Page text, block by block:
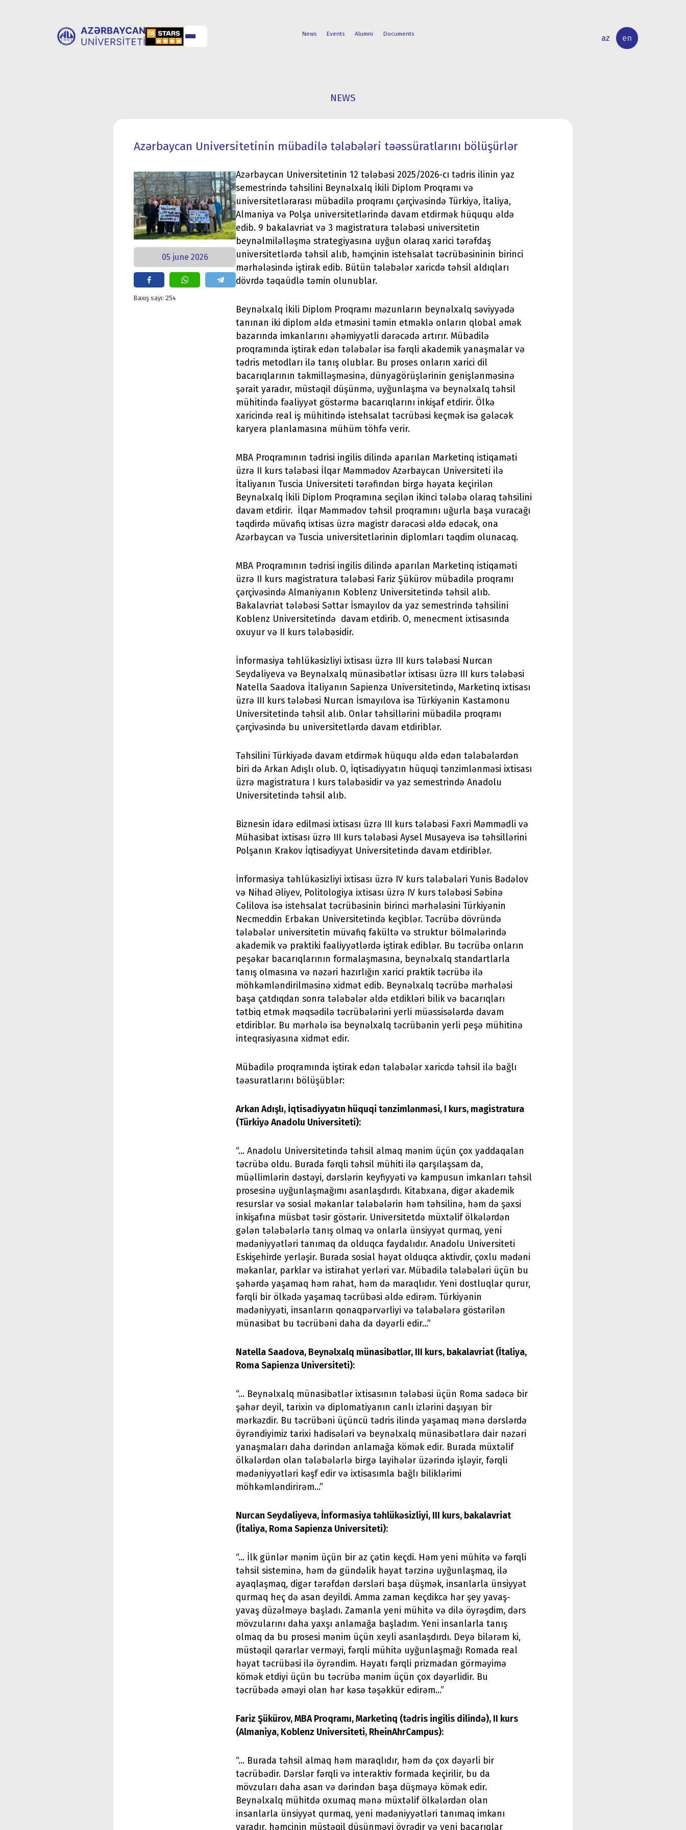
News Events Alumni Documents az en
NEWS
Azərbaycan Universitetinin mübadilə tələbələri təəssüratlarını bölüşürlər
05 june 2026
Baxış sayı: 254
Azərbaycan Universitetinin 12 tələbəsi 2025/2026-cı tədris ilinin yaz
semestrində təhsilini Beynəlxalq İkili Diplom Proqramı və
universitetlərarası mübadilə proqramı çərçivəsində Türkiyə, İtaliya,
Almaniya və Polşa universitetlərində davam etdirmək hüququ əldə
edib. 9 bakalavriat və 3 magistratura tələbəsi universitetin
beynəlmiləlləşmə strategiyasına uyğun olaraq xarici tərəfdaş
universitetlərdə təhsil alıb, həmçinin istehsalat təcrübəsininin birinci
mərhələsində iştirak edib. Bütün tələbələr xaricdə təhsil aldıqları
dövrdə təqaüdlə təmin olunublar.
Beynəlxalq İkili Diplom Proqramı məzunların beynəlxalq səviyyədə
tanınan iki diplom əldə etməsini təmin etməklə onların qlobal əmək
bazarında imkanlarını əhəmiyyətli dərəcədə artırır. Mübadilə
proqramında iştirak edən tələbələr isə fərqli akademik yanaşmalar və
tədris metodları ilə tanış olublar. Bu proses onların xarici dil
bacarıqlarının təkmilləşməsinə, dünyagörüşlərinin genişlənməsinə
şərait yaradır, müstəqil düşünmə, uyğunlaşma və beynəlxalq təhsil
mühitində fəaliyyət göstərmə bacarıqlarını inkişaf etdirir. Ölkə
xaricində real iş mühitində istehsalat təcrübəsi keçmək isə gələcək
karyera planlamasına mühüm töhfə verir.
MBA Proqramının tədrisi ingilis dilində aparılan Marketinq istiqaməti
üzrə II kurs tələbəsi İlqar Məmmədov Azərbaycan Universiteti ilə
İtaliyanın Tuscia Universiteti tərəfindən birgə həyata keçirilən
Beynəlxalq İkili Diplom Proqramına seçilən ikinci tələbə olaraq təhsilini
davam etdirir. İlqar Məmmədov təhsil proqramını uğurla başa vuracağı
təqdirdə müvafiq ixtisas üzrə magistr dərəcəsi əldə edəcək, ona
Azərbaycan və Tuscia universitetlərinin diplomları təqdim olunacaq.
MBA Proqramının tədrisi ingilis dilində aparılan Marketinq istiqaməti
üzrə II kurs magistratura tələbəsi Fariz Şükürov mübadilə proqramı
çərçivəsində Almaniyanın Koblenz Universitetində təhsil alıb.
Bakalavriat tələbəsi Səttar İsmayılov da yaz semestrində təhsilini
Koblenz Universitetində davam etdirib. O, menecment ixtisasında
oxuyur və II kurs tələbəsidir.
İnformasiya təhlükəsizliyi ixtisası üzrə III kurs tələbəsi Nurcan
Seydaliyeva və Beynəlxalq münasibətlər ixtisası üzrə III kurs tələbəsi
Natella Saadova İtaliyanın Sapienza Universitetində, Marketinq ixtisası
üzrə III kurs tələbəsi Nurcan İsmayılova isə Türkiyənin Kastamonu
Universitetində təhsil alıb. Onlar təhsillərini mübadilə proqramı
çərçivəsində bu universitetlərdə davam etdiriblər.
Təhsilini Türkiyədə davam etdirmək hüququ əldə edən tələbələrdən
biri də Arkan Adışlı olub. O, İqtisadiyyatın hüquqi tənzimlənməsi ixtisası
üzrə magistratura I kurs tələbəsidir və yaz semestrində Anadolu
Universitetində təhsil alıb.
Biznesin idarə edilməsi ixtisası üzrə III kurs tələbəsi Fəxri Məmmədli və
Mühasibat ixtisası üzrə III kurs tələbəsi Aysel Musayeva isə təhsillərini
Polşanın Krakov İqtisadiyyat Universitetində davam etdiriblər.
İnformasiya təhlükəsizliyi ixtisası üzrə IV kurs tələbələri Yunis Bədəlov
və Nihad Əliyev, Politologiya ixtisası üzrə IV kurs tələbəsi Səbinə
Cəlilova isə istehsalat təcrübəsinin birinci mərhələsini Türkiyənin
Necmeddin Erbakan Universitetində keçiblər. Təcrübə dövründə
tələbələr universitetin müvafiq fakültə və struktur bölmələrində
akademik və praktiki fəaliyyətlərdə iştirak ediblər. Bu təcrübə onların
peşəkar bacarıqlarının formalaşmasına, beynəlxalq standartlarla
tanış olmasına və nəzəri hazırlığın xarici praktik təcrübə ilə
möhkəmləndirilməsinə xidmət edib. Beynəlxalq təcrübə mərhələsi
başa çatdıqdan sonra tələbələr əldə etdikləri bilik və bacarıqları
tətbiq etmək məqsədilə təcrübələrini yerli müəssisələrdə davam
etdiriblər. Bu mərhələ isə beynəlxalq təcrübənin yerli peşə mühitinə
inteqrasiyasına xidmət edir.
Mübadilə proqramında iştirak edən tələbələr xaricdə təhsil ilə bağlı
təəsuratlarını bölüşüblər:
Arkan Adışlı, İqtisadiyyatın hüquqi tənzimlənməsi, I kurs, magistratura
(Türkiyə Anadolu Universiteti):
“... Anadolu Universitetində təhsil almaq mənim üçün çox yaddaqalan
təcrübə oldu. Burada fərqli təhsil mühiti ilə qarşılaşsam da,
müəllimlərin dəstəyi, dərslərin keyfiyyəti və kampusun imkanları təhsil
prosesinə uyğunlaşmağımı asanlaşdırdı. Kitabxana, digər akademik
resurslar və sosial məkanlar tələbələrin həm təhsilinə, həm də şəxsi
inkişafına müsbət təsir göstərir. Universitetdə müxtəlif ölkələrdən
gələn tələbələrlə tanış olmaq və onlarla ünsiyyət qurmaq, yeni
mədəniyyətləri tanımaq da olduqca faydalıdır. Anadolu Universiteti
Eskişehirde yerləşir. Burada sosial həyat olduqca aktivdir, çoxlu mədəni
məkanlar, parklar və istirahət yerləri var. Mübadilə tələbələri üçün bu
şəhərdə yaşamaq həm rahat, həm də maraqlıdır. Yeni dostluqlar qurur,
fərqli bir ölkədə yaşamaq təcrübəsi əldə edirəm. Türkiyənin
mədəniyyəti, insanların qonaqpərvərliyi və tələbələrə göstərilən
münasibət bu təcrübəni daha da dəyərli edir...”
Natella Saadova, Beynəlxalq münasibətlər, III kurs, bakalavriat (İtaliya,
Roma Sapienza Universiteti):
“... Beynəlxalq münasibətlər ixtisasının tələbəsi üçün Roma sadəcə bir
şəhər deyil, tarixin və diplomatiyanın canlı izlərini daşıyan bir
mərkəzdir. Bu təcrübəni üçüncü tədris ilində yaşamaq mənə dərslərdə
öyrəndiyimiz tarixi hadisələri və beynəlxalq münasibətlərə dair nəzəri
yanaşmaları daha dərindən anlamağa kömək edir. Burada müxtəlif
ölkələrdən olan tələbələrlə birgə layihələr üzərində işləyir, fərqli
mədəniyyətləri kəşf edir və ixtisasımla bağlı biliklərimi
möhkəmləndirirəm...”
Nurcan Seydaliyeva, İnformasiya təhlükəsizliyi, III kurs, bakalavriat
(İtaliya, Roma Sapienza Universiteti):
“... İlk günlər mənim üçün bir az çətin keçdi. Həm yeni mühitə və fərqli
təhsil sisteminə, həm də gündəlik həyat tərzinə uyğunlaşmaq, ilə
ayaqlaşmaq, digər tərəfdən dərsləri başa düşmək, insanlarla ünsiyyət
qurmaq heç də asan deyildi. Amma zaman keçdikcə hər şey yavaş-
yavaş düzəlməyə başladı. Zamanla yeni mühitə və dilə öyrəşdim, dərs
mövzularını daha yaxşı anlamağa başladım. Yeni insanlarla tanış
olmaq da bu prosesi mənim üçün xeyli asanlaşdırdı. Deyə bilərəm ki,
müstəqil qərarlar verməyi, fərqli mühitə uyğunlaşmağı Romada real
həyat təcrübəsi ilə öyrəndim. Həyatı fərqli prizmadan görməyimə
kömək etdiyi üçün bu təcrübə mənim üçün çox dəyərlidir. Bu
təcrübədə əməyi olan hər kəsə təşəkkür edirəm...”
Fariz Şükürov, MBA Proqramı, Marketinq (tədris ingilis dilində), II kurs
(Almaniya, Koblenz Universiteti, RheinAhrCampus):
“... Burada təhsil almaq həm maraqlıdır, həm də çox dəyərli bir
təcrübədir. Dərslər fərqli və interaktiv formada keçirilir, bu da
mövzuları daha asan və dərindən başa düşməyə kömək edir.
Beynəlxalq mühitdə oxumaq mənə müxtəlif ölkələrdən olan
insanlarla ünsiyyət qurmaq, yeni mədəniyyətləri tanımaq imkanı
yaradır, həmçinin müstəqil düşünməyi öyrədir və yeni bacarıqlar